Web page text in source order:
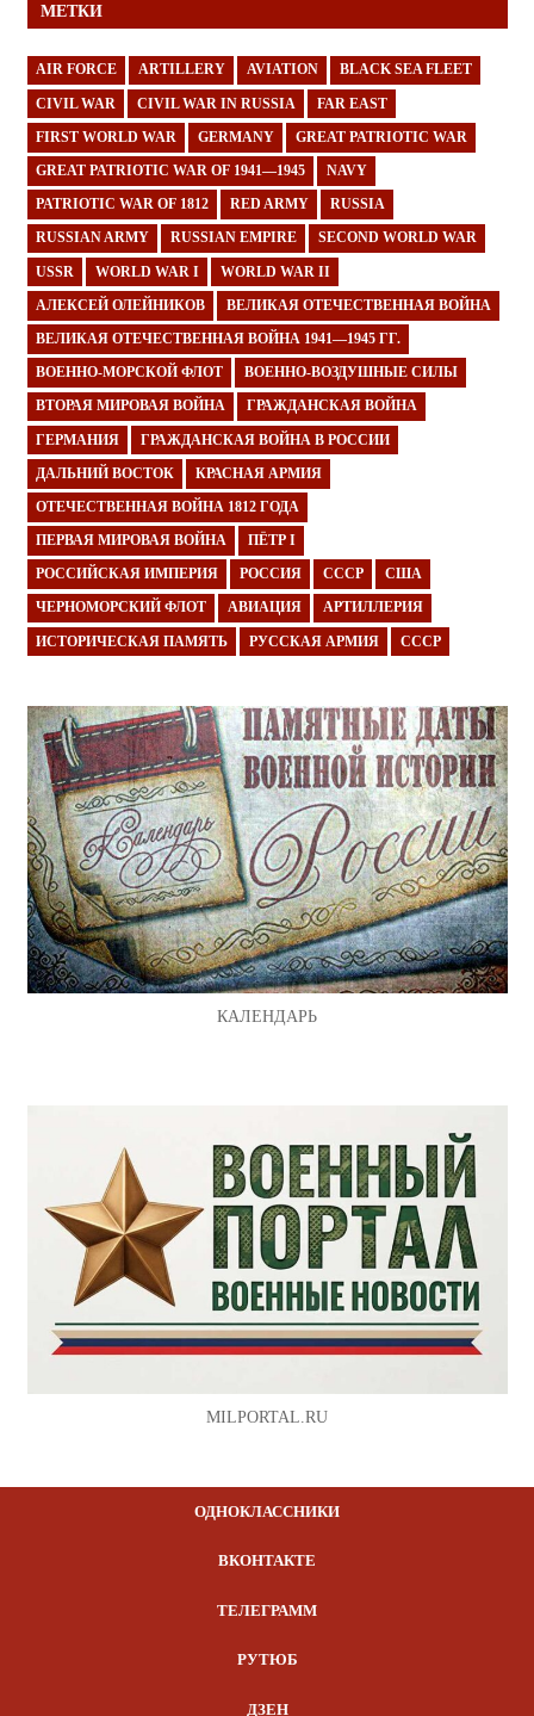
МЕТКИ
AIR FORCE ARTILLERY AVIATION BLACK SEA FLEET
CIVIL WAR CIVIL WAR IN RUSSIA FAR EAST
FIRST WORLD WAR GERMANY GREAT PATRIOTIC WAR
GREAT PATRIOTIC WAR OF 1941—1945 NAVY
PATRIOTIC WAR OF 1812 RED ARMY RUSSIA
RUSSIAN ARMY RUSSIAN EMPIRE SECOND WORLD WAR
USSR WORLD WAR I WORLD WAR II
АЛЕКСЕЙ ОЛЕЙНИКОВ ВЕЛИКАЯ ОТЕЧЕСТВЕННАЯ ВОЙНА
ВЕЛИКАЯ ОТЕЧЕСТВЕННАЯ ВОЙНА 1941—1945 ГГ.
ВОЕННО-МОРСКОЙ ФЛОТ ВОЕННО-ВОЗДУШНЫЕ СИЛЫ
ВТОРАЯ МИРОВАЯ ВОЙНА ГРАЖДАНСКАЯ ВОЙНА
ГЕРМАНИЯ ГРАЖДАНСКАЯ ВОЙНА В РОССИИ
ДАЛЬНИЙ ВОСТОК КРАСНАЯ АРМИЯ
ОТЕЧЕСТВЕННАЯ ВОЙНА 1812 ГОДА
ПЕРВАЯ МИРОВАЯ ВОЙНА ПЁТР I
РОССИЙСКАЯ ИМПЕРИЯ РОССИЯ СССР США
ЧЕРНОМОРСКИЙ ФЛОТ АВИАЦИЯ АРТИЛЛЕРИЯ
ИСТОРИЧЕСКАЯ ПАМЯТЬ РУССКАЯ АРМИЯ СССР
КАЛЕНДАРЬ
MILPORTAL.RU
ОДНОКЛАССНИКИ
ВКОНТАКТЕ
ТЕЛЕГРАММ
РУТЮБ
ДЗЕН